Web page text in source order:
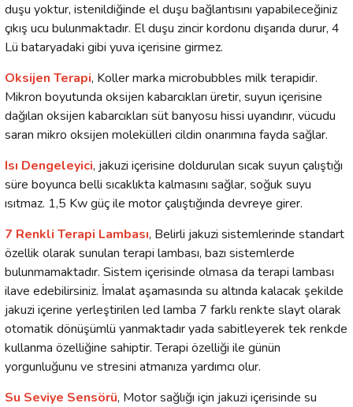
duşu yoktur, istenildiğinde el duşu bağlantısını yapabileceğiniz
çıkış ucu bulunmaktadır. El duşu zincir kordonu dışarıda durur, 4
Lü bataryadaki gibi yuva içerisine girmez.
Oksijen Terapi, Koller marka microbubbles milk terapidir.
Mikron boyutunda oksijen kabarcıkları üretir, suyun içerisine
dağılan oksijen kabarcıkları süt banyosu hissi uyandırır, vücudu
saran mikro oksijen molekülleri cildin onarımına fayda sağlar.
Isı Dengeleyici, jakuzi içerisine doldurulan sıcak suyun çalıştığı
süre boyunca belli sıcaklıkta kalmasını sağlar, soğuk suyu
ısıtmaz. 1,5 Kw güç ile motor çalıştığında devreye girer.
7 Renkli Terapi Lambası, Belirli jakuzi sistemlerinde standart
özellik olarak sunulan terapi lambası, bazı sistemlerde
bulunmamaktadır. Sistem içerisinde olmasa da terapi lambası
ilave edebilirsiniz. İmalat aşamasında su altında kalacak şekilde
jakuzi içerine yerleştirilen led lamba 7 farklı renkte slayt olarak
otomatik dönüşümlü yanmaktadır yada sabitleyerek tek renkde
kullanma özelliğine sahiptir. Terapi özelliği ile günün
yorgunluğunu ve stresini atmanıza yardımcı olur.
Su Seviye Sensörü, Motor sağlığı için jakuzi içerisinde su